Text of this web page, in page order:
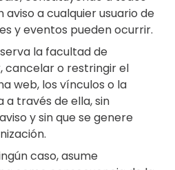
aviso a cualquier usuario de
y eventos pueden ocurrir.
la facultad de
cancelar o restringir el
web, los vínculos o la
través de ella, sin
y sin que se genere
caso, asume